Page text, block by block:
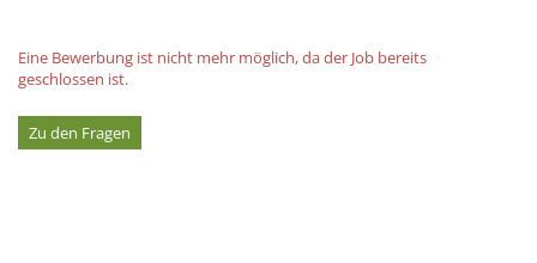
Eine Bewerbung ist nicht mehr möglich, da der Job bereits
geschlossen ist.
Zu den Fragen